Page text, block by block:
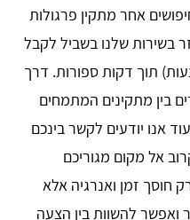
אחר מתקין פרגולות
בשירות שלנו בשביל לקבל
תוך דקות ספורות. דרך
בין מתקינים המתמחים
אנו יודעים לקשר בינכם
אל מקום מגוריכם
חוסך זמן ואנרגיה אלא
להשוות בין הצעה